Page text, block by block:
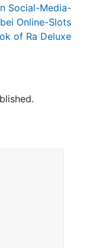
Social-Media-
Online-Slots
of Ra Deluxe